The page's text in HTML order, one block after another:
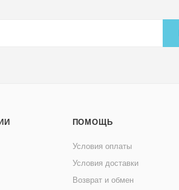
ПОМОЩЬ
Условия оплаты
Условия доставки
Возврат и обмен